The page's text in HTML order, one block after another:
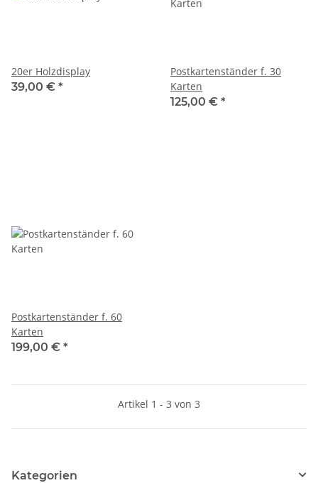
20er Holzdisplay
39,00 € *
Postkartenständer f. 30
Karten
125,00 € *
Postkartenständer f. 60
Karten
199,00 € *
Artikel 1 - 3 von 3
Kategorien